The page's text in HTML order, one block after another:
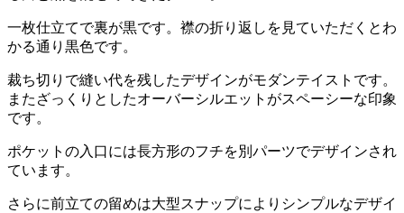
一枚仕立てで裏が黒です。襟の折り返しを見ていただくとわ
かる通り黒色です。
裁ち切りで縫い代を残したデザインがモダンテイストです。
またざっくりとしたオーバーシルエットがスペーシーな印象
です。
ポケットの入口には長方形のフチを別パーツでデザインされ
ています。
さらに前立ての留めは大型スナップによりシンプルなデザイ